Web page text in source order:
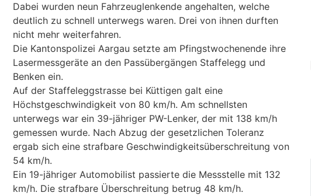
Dabei wurden neun Fahrzeuglenkende angehalten, welche
deutlich zu schnell unterwegs waren. Drei von ihnen durften
nicht mehr weiterfahren.
Die Kantonspolizei Aargau setzte am Pfingstwochenende ihre
Lasermessgeräte an den Passübergängen Staffelegg und
Benken ein.
Auf der Staffeleggstrasse bei Küttigen galt eine
Höchstgeschwindigkeit von 80 km/h. Am schnellsten
unterwegs war ein 39-jähriger PW-Lenker, der mit 138 km/h
gemessen wurde. Nach Abzug der gesetzlichen Toleranz
ergab sich eine strafbare Geschwindigkeitsüberschreitung von
54 km/h.
Ein 19-jähriger Automobilist passierte die Messstelle mit 132
km/h. Die strafbare Überschreitung betrug 48 km/h.